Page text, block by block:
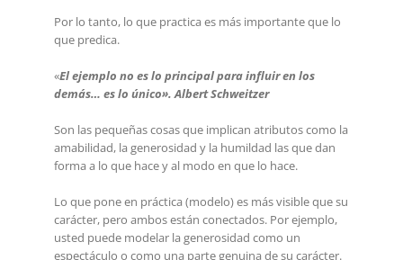
Por lo tanto, lo que practica es más importante que lo
que predica.
«El ejemplo no es lo principal para influir en los
demás… es lo único». Albert Schweitzer
Son las pequeñas cosas que implican atributos como la
amabilidad, la generosidad y la humildad las que dan
forma a lo que hace y al modo en que lo hace.
Lo que pone en práctica (modelo) es más visible que su
carácter, pero ambos están conectados. Por ejemplo,
usted puede modelar la generosidad como un
espectáculo o como una parte genuina de su carácter.